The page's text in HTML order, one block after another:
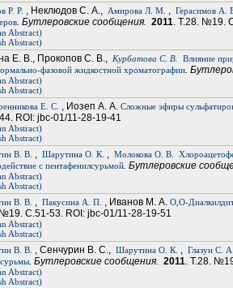
Р. Р. , Неклюдов С. А., Амирова Л. М. , Герасимов А.
. Бутлеровские сообщения. 2011. Т.28. №19.
Abstract)
Abstract)
Е. В., Прокопов С. В., Курбатова С. В.
Влияние
фазовой жидкостной хроматографии.
Abstract)
Abstract)
Е. С. , Иозеп А. А. Сложные эфиры
ROI: jbc-01/11-28-19-41
Abstract)
Abstract)
В. В. , Шарутина О. К. , Молокова О. В.
с пентафенилсурьмой. Бутлеровские
Abstract)
Abstract)
В. В. , Пакусина А. П. , Иванов М. А. О,О-
С.51-53. ROI: jbc-01/11-28-19-51
Abstract)
Abstract)
В. В. , Сенчурин В. С., Шарутина О. К. , Глазун С.
. Бутлеровские сообщения. 2011. Т.28.
Abstract)
Abstract)